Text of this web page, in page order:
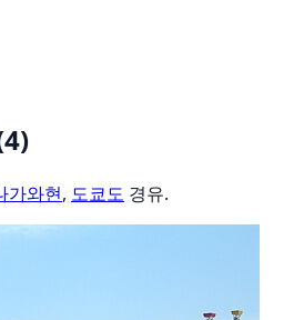
가와현, 도쿄도 경유.